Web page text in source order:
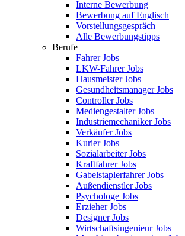
Interne Bewerbung
Bewerbung auf Englisch
Vorstellungsgespräch
Alle Bewerbungstipps
Berufe
Fahrer Jobs
LKW-Fahrer Jobs
Hausmeister Jobs
Gesundheitsmanager Jobs
Controller Jobs
Mediengestalter Jobs
Industriemechaniker Jobs
Verkäufer Jobs
Kurier Jobs
Sozialarbeiter Jobs
Kraftfahrer Jobs
Gabelstaplerfahrer Jobs
Außendienstler Jobs
Psychologe Jobs
Erzieher Jobs
Designer Jobs
Wirtschaftsingenieur Jobs